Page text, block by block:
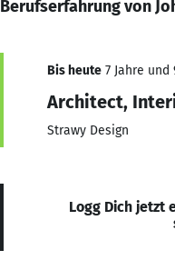
Berufserfahrung von
Bis heute 7 Jahre und
Architect,
Strawy Design
Logg Dich jetzt